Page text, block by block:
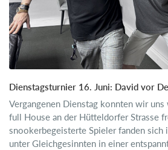
Dienstagsturnier 16. Juni: David vor
Vergangenen Dienstag konnten wir
full House an der Hütteldorfer Strasse
snookerbegeisterte Spieler fanden sich
unter Gleichgesinnten in einer